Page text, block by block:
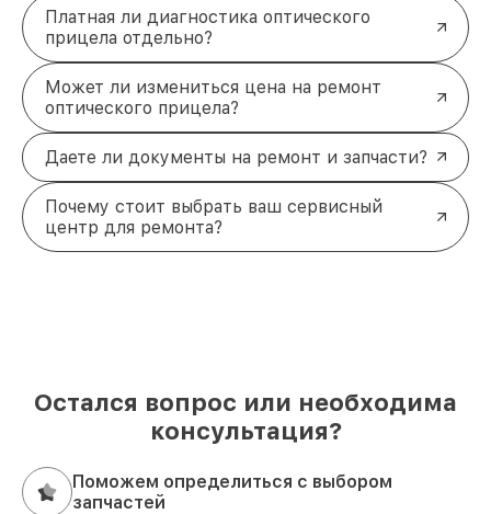
Платная ли диагностика оптического
прицела отдельно?
Может ли измениться цена на ремонт
оптического прицела?
Даете ли документы на ремонт и запчасти?
Почему стоит выбрать ваш сервисный
центр для ремонта?
Остался вопрос или необходима
консультация?
Поможем определиться с выбором
запчастей